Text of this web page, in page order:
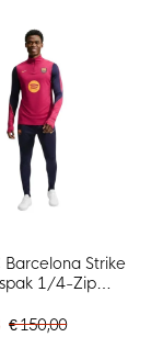
Barcelona Strike
1/4-Zip
Geel
€ 150,00